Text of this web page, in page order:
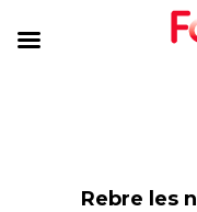
Rebre les